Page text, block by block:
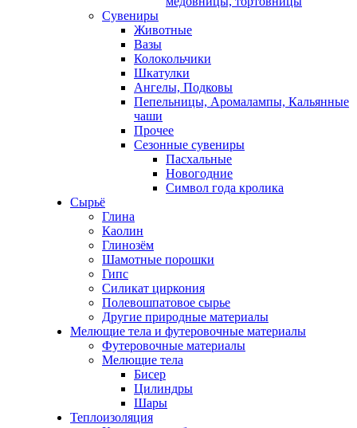
Сувениры
Животные
Вазы
Колокольчики
Шкатулки
Ангелы, Подковы
Пепельницы, Аромалампы, Кальянные
чаши
Прочее
Сезонные сувениры
Пасхальные
Новогодние
Символ года кролика
Сырьё
Глина
Каолин
Глинозём
Шамотные порошки
Гипс
Силикат циркония
Полевошпатовое сырье
Другие природные материалы
Мелющие тела и футеровочные материалы
Футеровочные материалы
Мелющие тела
Бисер
Цилиндры
Шары
Теплоизоляция